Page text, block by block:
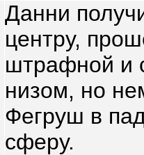
Данни
центру,
штрафной и
низом, но
Фегруш в
сферу.